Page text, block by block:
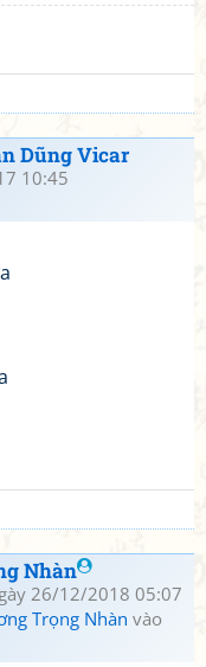
Dũng Vicar
10:45
Nhàn
26/12/2018 05:07
Trọng Nhàn vào